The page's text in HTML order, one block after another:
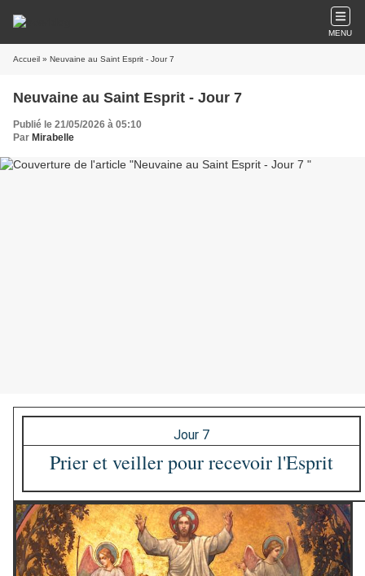
MENU
Accueil » Neuvaine au Saint Esprit - Jour 7
Neuvaine au Saint Esprit - Jour 7
Publié le 21/05/2026 à 05:10
Par Mirabelle
Jour 7
Prier et veiller pour recevoir l'Esprit